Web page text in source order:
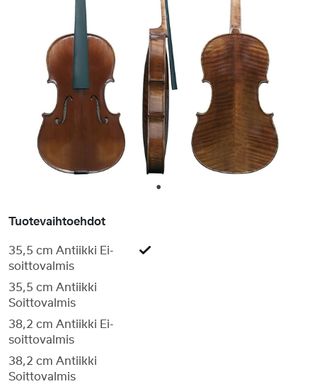
1
Tuotevaihtoehdot
35,5 cm Antiikki Ei-
soittovalmis
35,5 cm Antiikki
Soittovalmis
38,2 cm Antiikki Ei-
soittovalmis
38,2 cm Antiikki
Soittovalmis